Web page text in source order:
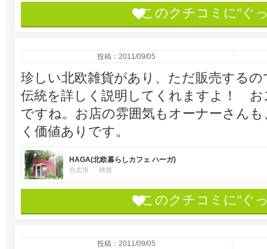
このクチコミに“ぐ
投稿：2011/09/05
珍しい北欧雑貨があり、ただ販売する
伝統を詳しく説明してくれますよ！ お
ですね。お店の雰囲気もオーナーさん
く価値ありです。
HAGA(北欧暮らしカフェ ハーガ)
合志市 雑貨
このクチコミに“ぐ
投稿：2011/09/05